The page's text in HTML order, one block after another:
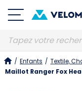
/ Enfants / Textile,
Maillot Ranger Fox